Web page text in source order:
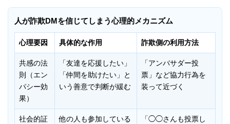
人が詐欺DMを信じてしまう心理的メカニズム
心理要因 具体的な作用 詐欺側の利用方法
共感の法
則（エン
パシー効
果）
「友達を応援したい」
「仲間を助けたい」と
いう善意で判断が緩む
「アンバサダー投
票」など協力行為を
装って近づく
社会的証
他の人も参加している
「◯◯さんも投票し